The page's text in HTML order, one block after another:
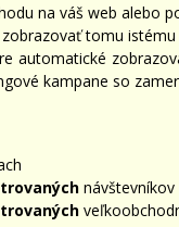
na váš web alebo
tomu
automatické
kampane so
návštevníkov